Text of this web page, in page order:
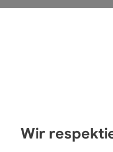
anhand zweier
auf menschliche
Krieges sowie die
Wir